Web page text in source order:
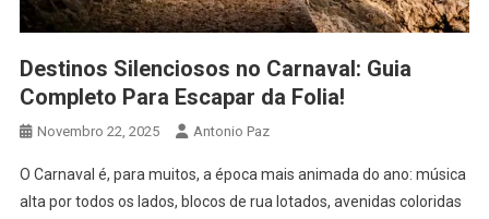
Destinos Silenciosos no Carnaval: Guia
Completo Para Escapar da Folia!
Novembro 22, 2025 Antonio Paz
O Carnaval é, para muitos, a época mais animada do ano: música
alta por todos os lados, blocos de rua lotados, avenidas coloridas